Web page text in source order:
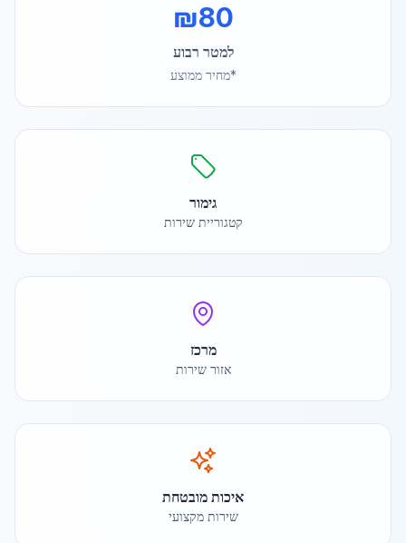
₪80
למטר רבוע
*מחיר ממוצע
גימור
קטגוריית שירות
מרכז
אזור שירות
איכות מובטחת
שירות מקצועי